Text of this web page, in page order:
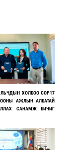
ХОЛБОО COP17
АЖЛЫН АЛБАТАЙ
САНАМЖ БИЧИГ